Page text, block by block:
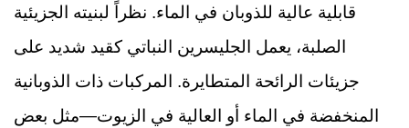
قابلية عالية للذوبان في الماء. نظراً لبنيته الجزيئية
الصلبة، يعمل الجليسرين النباتي كقيد شديد على
جزيئات الرائحة المتطايرة. المركبات ذات الذوبانية
المنخفضة في الماء أو العالية في الزيوت—مثل بعض